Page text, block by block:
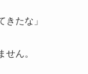
きたな」
ん。